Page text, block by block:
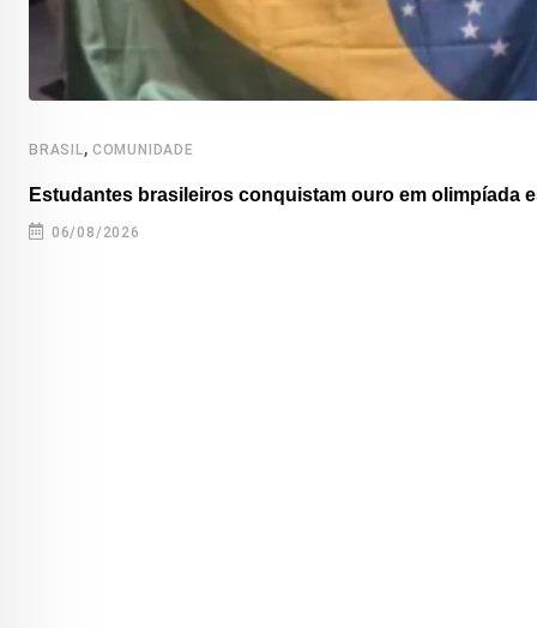
BRASIL, COMUNIDADE
Estudantes brasileiros conquistam ouro em olimpíada
06/08/2026